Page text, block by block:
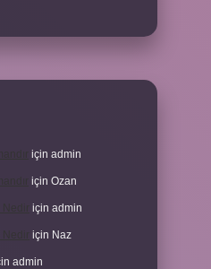
için admin
için Ozan
için admin
için Naz
admin